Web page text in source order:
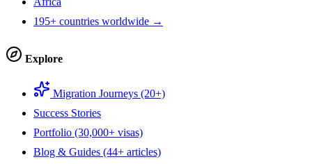
195+ countries worldwide →
Explore
Migration Journeys (20+)
Success Stories
Portfolio (30,000+ visas)
Blog & Guides (44+ articles)